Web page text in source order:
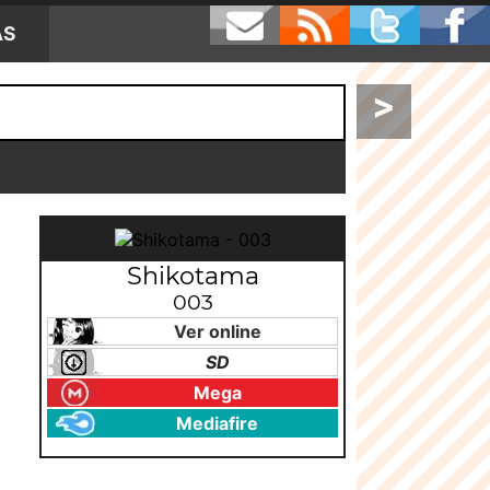
>
Shikotama
003
Ver online
SD
Mega
Mediafire